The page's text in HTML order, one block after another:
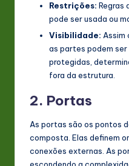
Restrições: Regras
pode ser usada ou
Visibilidade: Assim
as partes podem
protegidas,
fora da estrutura.
2. Portas
As portas são os pontos
composta. Elas definem
conexões externas. As